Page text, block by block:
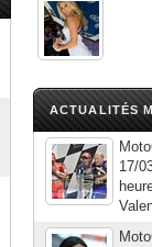
ACTUALITÉS
17/